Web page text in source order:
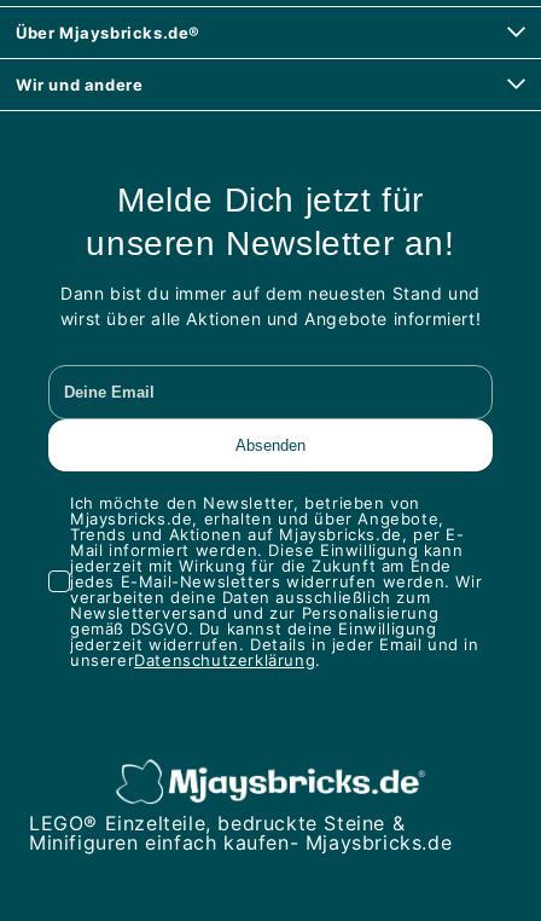
Über Mjaysbricks.de®
Wir und andere
Melde Dich jetzt für
unseren Newsletter an!
Dann bist du immer auf dem neuesten Stand und
wirst über alle Aktionen und Angebote informiert!
Ich möchte den Newsletter, betrieben von
Mjaysbricks.de, erhalten und über Angebote,
Trends und Aktionen auf Mjaysbricks.de, per E-
Mail informiert werden. Diese Einwilligung kann
jederzeit mit Wirkung für die Zukunft am Ende
jedes E-Mail-Newsletters widerrufen werden. Wir
verarbeiten deine Daten ausschließlich zum
Newsletterversand und zur Personalisierung
gemäß DSGVO. Du kannst deine Einwilligung
jederzeit widerrufen. Details in jeder Email und in
unsererDatenschutzerklärung.
LEGO® Einzelteile, bedruckte Steine &
Minifiguren einfach kaufen- Mjaysbricks.de